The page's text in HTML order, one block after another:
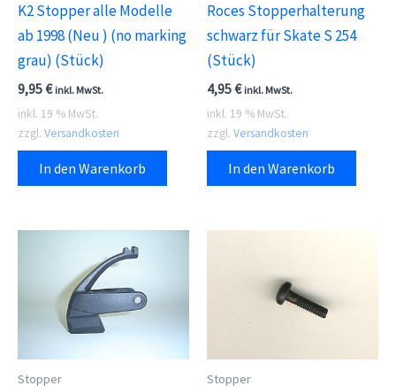
K2 Stopper alle Modelle
ab 1998 (Neu ) (no marking
grau) (Stück)
9,95€ inkl. MwSt.
inkl. 19 % MwSt.
zzgl. Versandkosten
In den Warenkorb
Roces Stopperhalterung
schwarz für Skate S 254
(Stück)
4,95€ inkl. MwSt.
inkl. 19 % MwSt.
zzgl. Versandkosten
In den Warenkorb
Stopper Stopper